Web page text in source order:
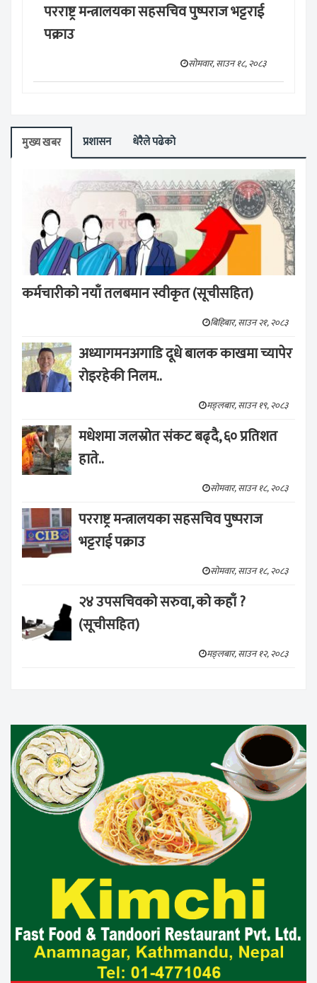
परराष्ट्र मन्त्रालयका सहसचिव पुष्पराज भट्टराई
पक्राउ
सोमवार, साउन १८, २०८३
मुख्य खबर प्रशासन धेरैले पढेको
कर्मचारीको नयाँ तलबमान स्वीकृत (सूचीसहित)
बिहिबार, साउन २१, २०८३
अध्यागमनअगाडि दूधे बालक काखमा च्यापेर
रोइरहेकी निलम..
मङ्लबार, साउन १९, २०८३
मधेशमा जलस्रोत संकट बढ्दै, ६० प्रतिशत
हाते..
सोमवार, साउन १८, २०८३
परराष्ट्र मन्त्रालयका सहसचिव पुष्पराज
भट्टराई पक्राउ
सोमवार, साउन १८, २०८३
२४ उपसचिवको सरुवा, को कहाँ ?
(सूचीसहित)
मङ्लबार, साउन १२, २०८३